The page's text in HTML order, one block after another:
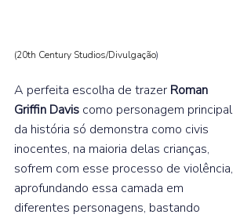
(20th Century Studios/Divulgação)
A perfeita escolha de trazer Roman
Griffin Davis como personagem principal
da história só demonstra como civis
inocentes, na maioria delas crianças,
sofrem com esse processo de violência,
aprofundando essa camada em
diferentes personagens, bastando